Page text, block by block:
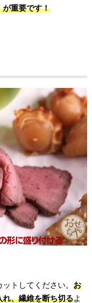
が重要です！
トしてください。 お
れ、繊維を断ち切るよ